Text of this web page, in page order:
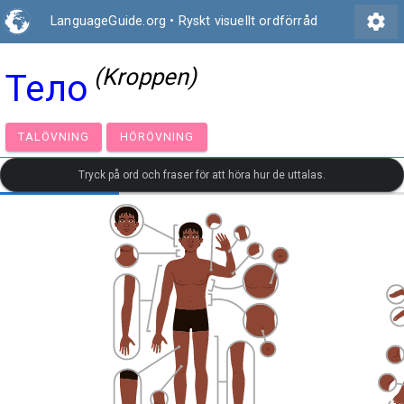
LanguageGuide.org • Ryskt visuellt ordförråd settings
Тело (Kroppen)
TALÖVNING HÖRÖVNING
Tryck på ord och fraser för att höra hur de uttalas.